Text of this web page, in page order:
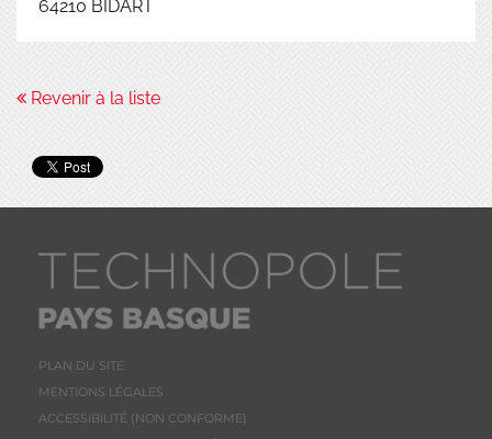
64210 BIDART
Revenir à la liste
PLAN DU SITE
MENTIONS LÉGALES
ACCESSIBILITÉ (NON CONFORME)